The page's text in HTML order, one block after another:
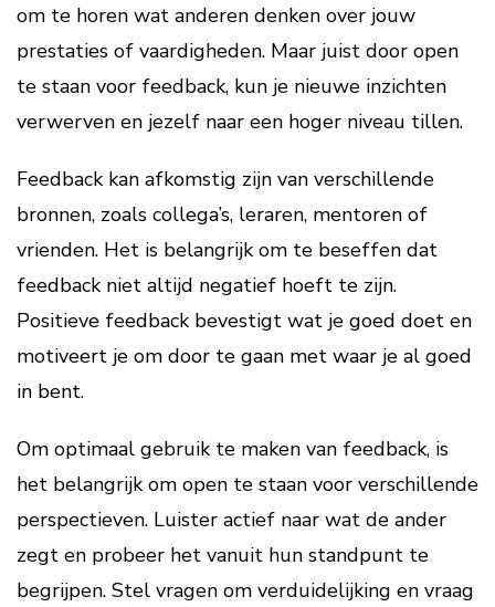
om te horen wat anderen denken over jouw
prestaties of vaardigheden. Maar juist door open
te staan voor feedback, kun je nieuwe inzichten
verwerven en jezelf naar een hoger niveau tillen.
Feedback kan afkomstig zijn van verschillende
bronnen, zoals collega’s, leraren, mentoren of
vrienden. Het is belangrijk om te beseffen dat
feedback niet altijd negatief hoeft te zijn.
Positieve feedback bevestigt wat je goed doet en
motiveert je om door te gaan met waar je al goed
in bent.
Om optimaal gebruik te maken van feedback, is
het belangrijk om open te staan voor verschillende
perspectieven. Luister actief naar wat de ander
zegt en probeer het vanuit hun standpunt te
begrijpen. Stel vragen om verduidelijking en vraag